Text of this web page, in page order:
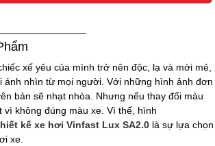
xế yêu của mình trở nên độc, lạ và mới mẻ,
ánh nhìn từ mọi người. Với những hình ảnh đơn
bản sẽ nhạt nhòa. Nhưng nếu thay đổi màu
vì không đúng màu xe. Vì thế, hình
kế xe hơi Vinfast Lux SA2.0 là sự lựa chọn
xe.